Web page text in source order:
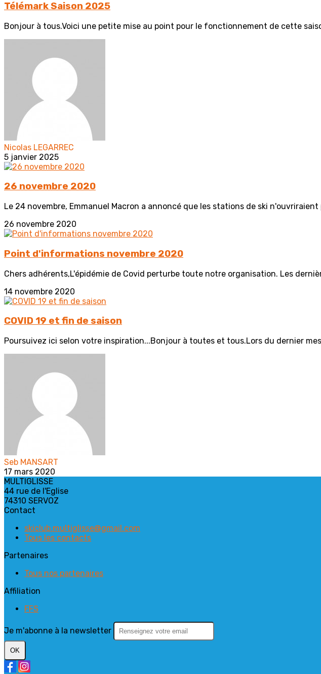
Télémark Saison 2025
Bonjour à tous.Voici une petite mise au point pour le fonctionnement de cette
Nicolas LEGARREC
5 janvier 2025
26 novembre 2020
Le 24 novembre, Emmanuel Macron a annoncé que les stations de ski n'ouvriraient
26 novembre 2020
Point d'informations novembre 2020
Chers adhérents,L'épidémie de Covid perturbe toute notre organisation. Les
14 novembre 2020
COVID 19 et fin de saison
Poursuivez ici selon votre inspiration...Bonjour à toutes et tous.Lors du dernier
Seb MANSART
17 mars 2020
MULTIGLISSE
44 rue de l'Eglise
74310 SERVOZ
Contact
skiclub.multiglisse@gmail.com
Tous les contacts
Partenaires
Tous nos partenaires
Affiliation
FFS
Je m'abonne à la newsletter
OK